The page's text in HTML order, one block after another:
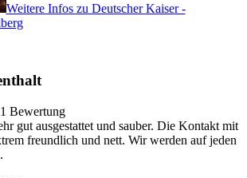
Weitere Infos zu Deutscher Kaiser -
1 Bewertung
gut ausgestattet und sauber. Die Kontakt mit
freundlich und nett. Wir werden auf jeden